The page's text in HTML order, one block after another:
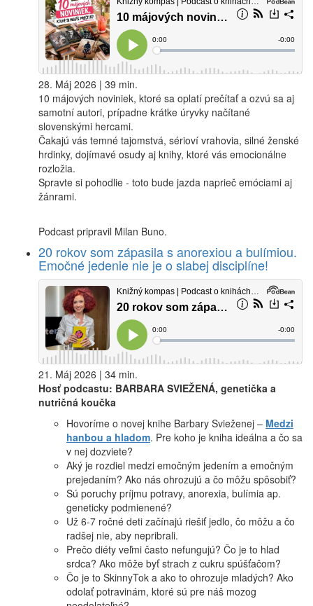
28. Máj 2026 | 39 min.
10 májových noviniek, ktoré sa oplatí prečítať a ozvú sa aj
samotní autori, prípadne krátke úryvky načítané
slovenskými hercami.
Čakajú vás temné tajomstvá, sérioví vrahovia, silné ženské
hrdinky, dojímavé osudy aj knihy, ktoré vás emocionálne
rozložia.
Spravte si pohodlie - toto bude jazda naprieč emóciami aj
žánrami.
Podcast pripravil Milan Buno.
20 rokov som zápasila s anorexiou a bulímiou.
Emočné jedenie nie je o slabej disciplíne!
21. Máj 2026 | 34 min.
Hosť podcastu: BARBARA SVIEŽENÁ, genetička a
nutričná koučka
Hovoríme o novej knihe Barbary Svieženej – Medzi
hanbou a hladom. Pre koho je kniha ideálna a čo sa
v nej dozviete?
Aký je rozdiel medzi emočným jedením a emočným
prejedaním? Ako nás ohrozujú a čo môžu spôsobiť?
Sú poruchy príjmu potravy, anorexia, bulímia ap.
geneticky podmienené?
Už 6-7 ročné deti začínajú riešiť jedlo, čo môžu a čo
radšej nie, aby nepribrali.
Prečo diéty veľmi často nefungujú? Čo je to hlad
srdca? Ako môže byť strach z cukru spúšťačom?
Čo je to SkinnyTok a ako to ohrozuje mladých? Ako
odolať potravinám, ktoré sú pre náš mozog